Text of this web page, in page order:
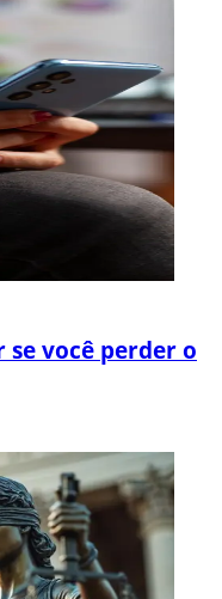
se você perder o